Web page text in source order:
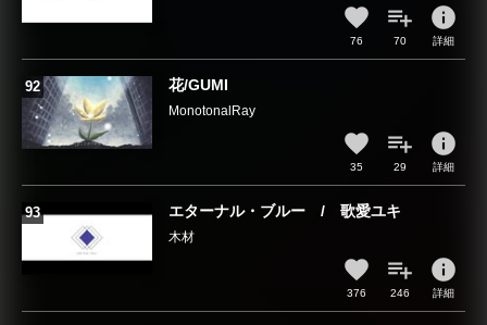
76 70
info
詳細
花/GUMI
MonotonalRay
35 29
info
詳細
エターナル・ブルー / 歌愛ユキ
木材
376 246
info
詳細